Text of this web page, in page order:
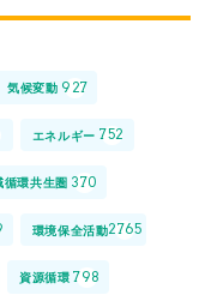
気候変動 927
エネルギー 752
循環共生圏 370
環境保全活動2765
資源循環 798